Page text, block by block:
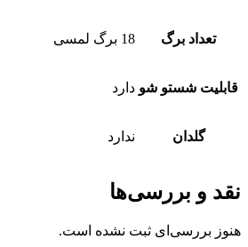
تعداد برگ 18 برگ لمسی
قابلیت شستو شو دارد
گلدان ندارد
نقد و بررسی‌ها
هنوز بررسی‌ای ثبت نشده است.